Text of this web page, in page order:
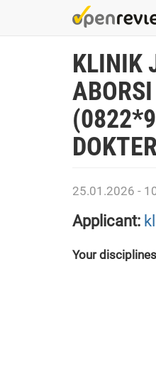
KLINIK
25.01.2026 -
Applicant:
Your disciplines